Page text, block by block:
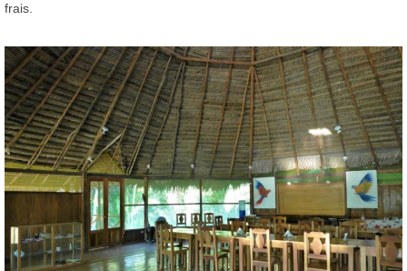
frais.